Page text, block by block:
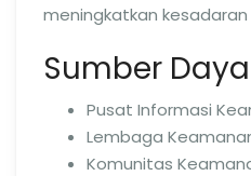
meningkatkan
Sumber
Pusat Informasi
Lembaga
Komunitas